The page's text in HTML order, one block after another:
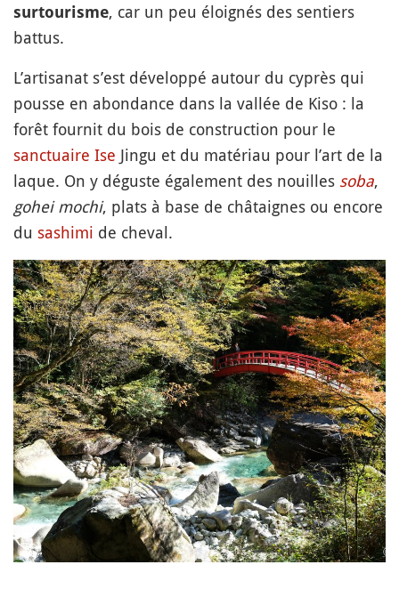
surtourisme, car un peu éloignés des sentiers
battus.
L’artisanat s’est développé autour du cyprès qui
pousse en abondance dans la vallée de Kiso : la
forêt fournit du bois de construction pour le
sanctuaire Ise Jingu et du matériau pour l’art de la
laque. On y déguste également des nouilles soba,
gohei mochi, plats à base de châtaignes ou encore
du sashimi de cheval.